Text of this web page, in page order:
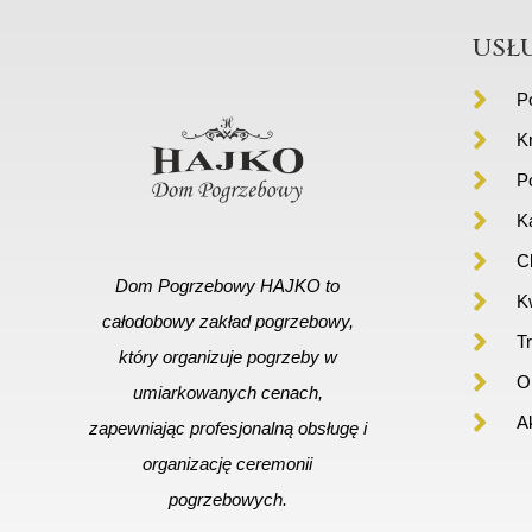
Dom Pogrzebowy HAJKO to
całodobowy zakład pogrzebowy,
który organizuje pogrzeby w
umiarkowanych cenach,
zapewniając profesjonalną obsługę i
organizację ceremonii
pogrzebowych.